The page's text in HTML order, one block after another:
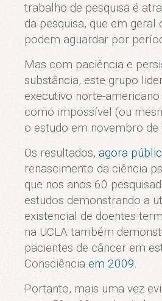
trabalho de pesquisa é
da pesquisa, que em
podem aguardar por
Mas com paciência e
substância, este grupo
executivo norte-
como impossível (ou
o estudo em novembro
Os resultados, agora
renascimento da ciência
que nos anos 60
estudos demonstrando a
existencial de doentes
na UCLA também
pacientes de câncer em
Consciência em 2009.
Portanto, mais uma vez